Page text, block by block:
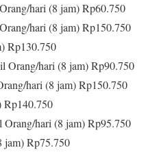
hari (8 jam) Rp60.750
hari (8 jam) Rp150.750
Rp130.750
Orang/hari (8 jam) Rp90.750
hari (8 jam) Rp150.750
Rp140.750
Orang/hari (8 jam) Rp95.750
jam) Rp75.750